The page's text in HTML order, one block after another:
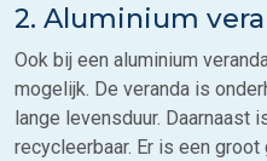
2. Aluminium
Ook bij een aluminium
mogelijk. De veranda is
lange levensduur. Daarnaast
recycleerbaar. Er is een groot